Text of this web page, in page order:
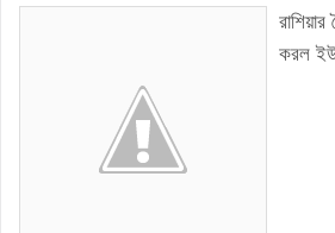
করল